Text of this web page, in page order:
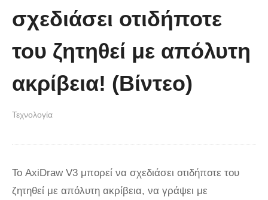
μήκους 50 μέτρων
σχεδιάσει οτιδήποτε
του ζητηθεί με απόλυτη
ακρίβεια! (Βίντεο)
Τεχνολογία
Το AxiDraw V3 μπορεί να σχεδιάσει οτιδήποτε του
ζητηθεί με απόλυτη ακρίβεια, να γράψει με